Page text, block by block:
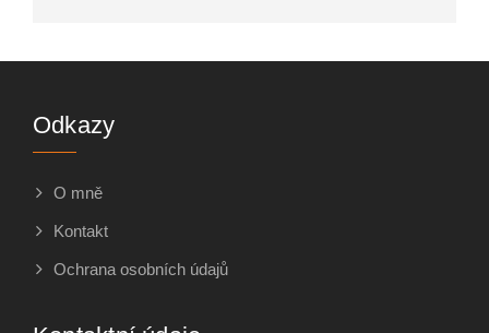
Odkazy
O mně
Kontakt
Ochrana osobních údajů